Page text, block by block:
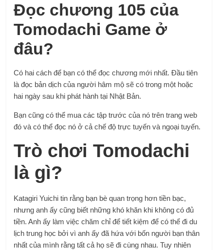
Đọc chương 105 của
Tomodachi Game ở
đâu?
Có hai cách để bạn có thể đọc chương mới nhất. Đầu tiên
là đọc bản dịch của người hâm mộ sẽ có trong một hoặc
hai ngày sau khi phát hành tại Nhật Bản.
Bạn cũng có thể mua các tập trước của nó trên trang web
đó và có thể đọc nó ở cả chế độ trực tuyến và ngoại tuyến.
Trò chơi Tomodachi
là gì?
Katagiri Yuichi tin rằng bạn bè quan trọng hơn tiền bạc,
nhưng anh ấy cũng biết những khó khăn khi không có đủ
tiền. Anh ấy làm việc chăm chỉ để tiết kiệm để có thể đi du
lịch trung học bởi vì anh ấy đã hứa với bốn người bạn thân
nhất của mình rằng tất cả họ sẽ đi cùng nhau. Tuy nhiên